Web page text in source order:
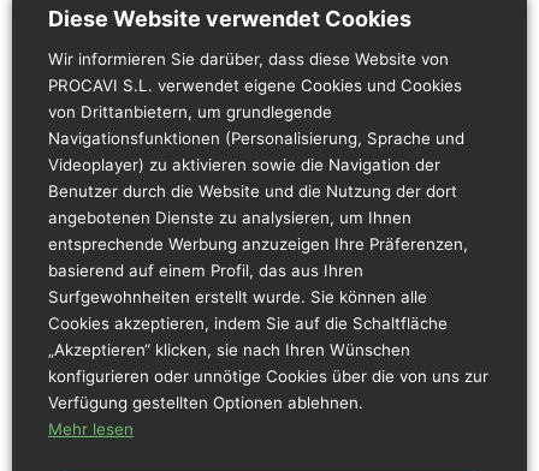
verbrauchen.
Produkt zwischen 0 ºC – 4 ºC aufbewahren.
5 Minuten vor dem Verzehr öffnen.
Vor dem Verzehr vollständig durchgaren.
Nährwertbezogene Angaben
Pro 100 g Produkt:
Energie:
Fett:
davon gesättigte Fettsäuren:
Kohlenhydrate:
davon Zucker:
Diese Website verwendet Cookies
Wir informieren Sie darüber, dass diese Website von
PROCAVI S.L. verwendet eigene Cookies und Cookies
von Drittanbietern, um grundlegende
Navigationsfunktionen (Personalisierung, Sprache und
Videoplayer) zu aktivieren sowie die Navigation der
Benutzer durch die Website und die Nutzung der dort
angebotenen Dienste zu analysieren, um Ihnen
entsprechende Werbung anzuzeigen Ihre Präferenzen,
basierend auf einem Profil, das aus Ihren
Surfgewohnheiten erstellt wurde. Sie können alle
Cookies akzeptieren, indem Sie auf die Schaltfläche
„Akzeptieren“ klicken, sie nach Ihren Wünschen
konfigurieren oder unnötige Cookies über die von uns zur
Verfügung gestellten Optionen ablehnen.
Mehr lesen